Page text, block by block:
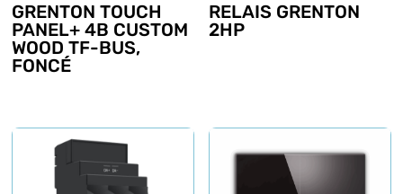
GRENTON TOUCH
PANEL+ 4B CUSTOM
WOOD TF-BUS,
FONCÉ
RELAIS GRENTON
2HP